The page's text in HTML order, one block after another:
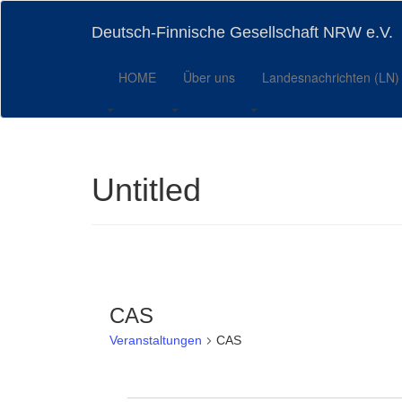
Skip
Deutsch-Finnische Gesellschaft NRW e.V.
HOME Über uns Landesnachrichten (LN)
Untitled
CAS
Veranstaltungen CAS